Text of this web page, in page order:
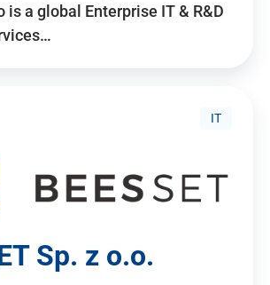
is a global Enterprise IT & R&D
IT
Sp. z o.o.